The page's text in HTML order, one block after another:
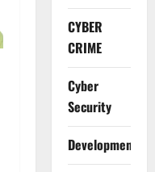
CYBER
CRIME
Cyber
Security
Development